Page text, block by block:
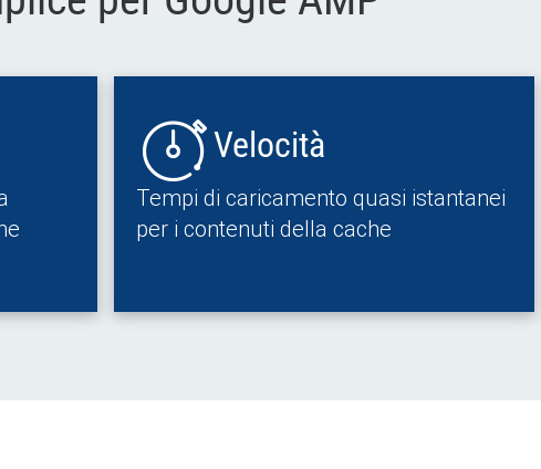
Velocità
Tempi di caricamento quasi istantanei
per i contenuti della cache